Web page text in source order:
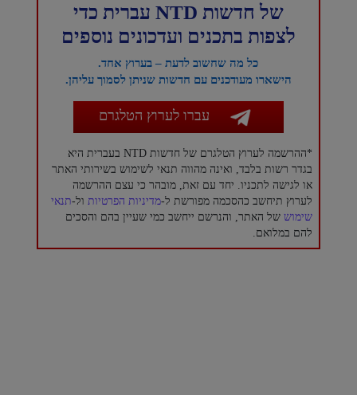
של חדשות NTD עברית כדי
לצפות בתכנים ועדכונים נוספים
כל מה שחשוב לדעת – בערוץ אחד.
הישארו מעודכנים עם חדשות שניתן לסמוך עליהן.
עברו לערוץ הטלגרם
*ההרשמה לערוץ הטלגרם של חדשות NTD בעברית היא
בגדר רשות בלבד, ואינה מהווה תנאי לשימוש בשירותי האתר
או לגישה לתכניו. יחד עם זאת, מובהר כי עצם ההרשמה
לערוץ תיחשב כהסכמה מפורשת ל-מדיניות הפרטיות ול-תנאי
שימוש של האתר, והנרשם ייחשב כמי שעיין בהם והסכים
להם במלואם.